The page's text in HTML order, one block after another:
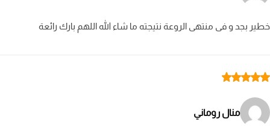
خطير بجد و فى منتهى الروعة نتيجته ما شاء الله اللهم بارك رائعة
منال روماني